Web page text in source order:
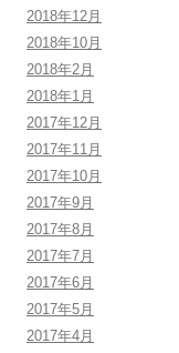
2018年12月
2018年10月
2018年2月
2018年1月
2017年12月
2017年11月
2017年10月
2017年9月
2017年8月
2017年7月
2017年6月
2017年5月
2017年4月